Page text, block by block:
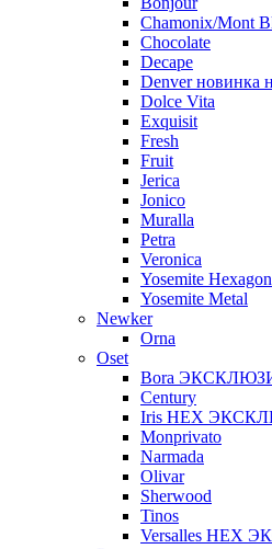
Chamonix/Mont
Chocolate
Decape
Denver новинка
Dolce Vita
Exquisit
Fresh
Fruit
Jerica
Jonico
Muralla
Petra
Veroniсa
Yosemite Hexagon
Yosemite Metal
Newker
Orna
Oset
Bora
Century
Iris HEX
Monprivato
Narmada
Olivar
Sherwood
Tinos
Versalles HEX